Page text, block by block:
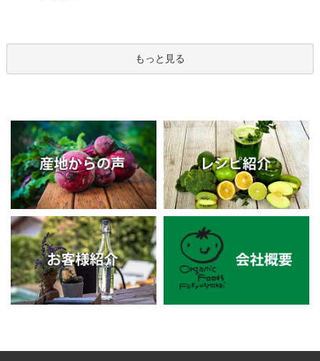
もっと見る